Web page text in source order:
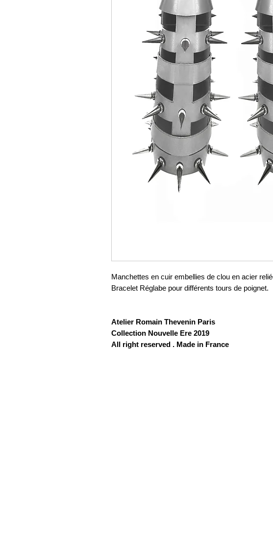
Manchettes en cuir embellies de clou en acier
Bracelet Réglabe pour différents tours de poignet.
Atelier Romain Thevenin Paris
Collection Nouvelle Ere 2019
All right reserved . Made in France